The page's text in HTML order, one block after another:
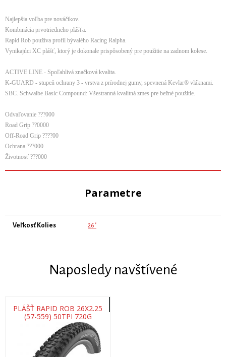
Najlepšia voľba pre nováčikov.
Kombinácia prvotriedneho plášťa.
Rapid Rob používa profil bývalého Racing Ralpha.
Vynikajúci XC plášť, ktorý je dokonale prispôsobený pre použitie na zadnom kolese.
ACTIVE LINE - Spoľahlivá značková kvalita.
K-GUARD - stupeň ochrany 3 - vrstva z prírodnej gumy, spevnená Kevlar® vláknami.
SBC. Schwalbe Basic Compound: Všestranná kvalitná zmes pre bežné použitie.
Odvaľovanie ???000
Road Grip ??0000
Off-Road Grip ????00
Ochrana ???000
Životnosť ???000
Parametre
Veľkosť Kolies 26"
Naposledy navštívené
PLÁŠŤ RAPID ROB 26X2.25
(57-559) 50TPI 720G